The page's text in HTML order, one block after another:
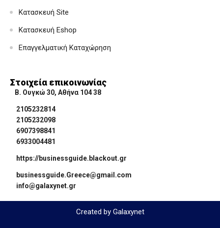
Κατασκευή Site
Κατασκευή Eshop
Επαγγελματική Καταχώρηση
Στοιχεία επικοινωνίας
Β. Ουγκώ 30, Αθήνα 104 38
2105232814
2105232098
6907398841
6933004481
https://businessguide.blackout.gr
businessguide.Greece@gmail.com
info@galaxynet.gr
Created by Galaxynet